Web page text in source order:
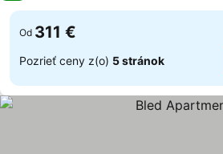
Od 311 €
Pozrieť ceny z(o) 5 stránok